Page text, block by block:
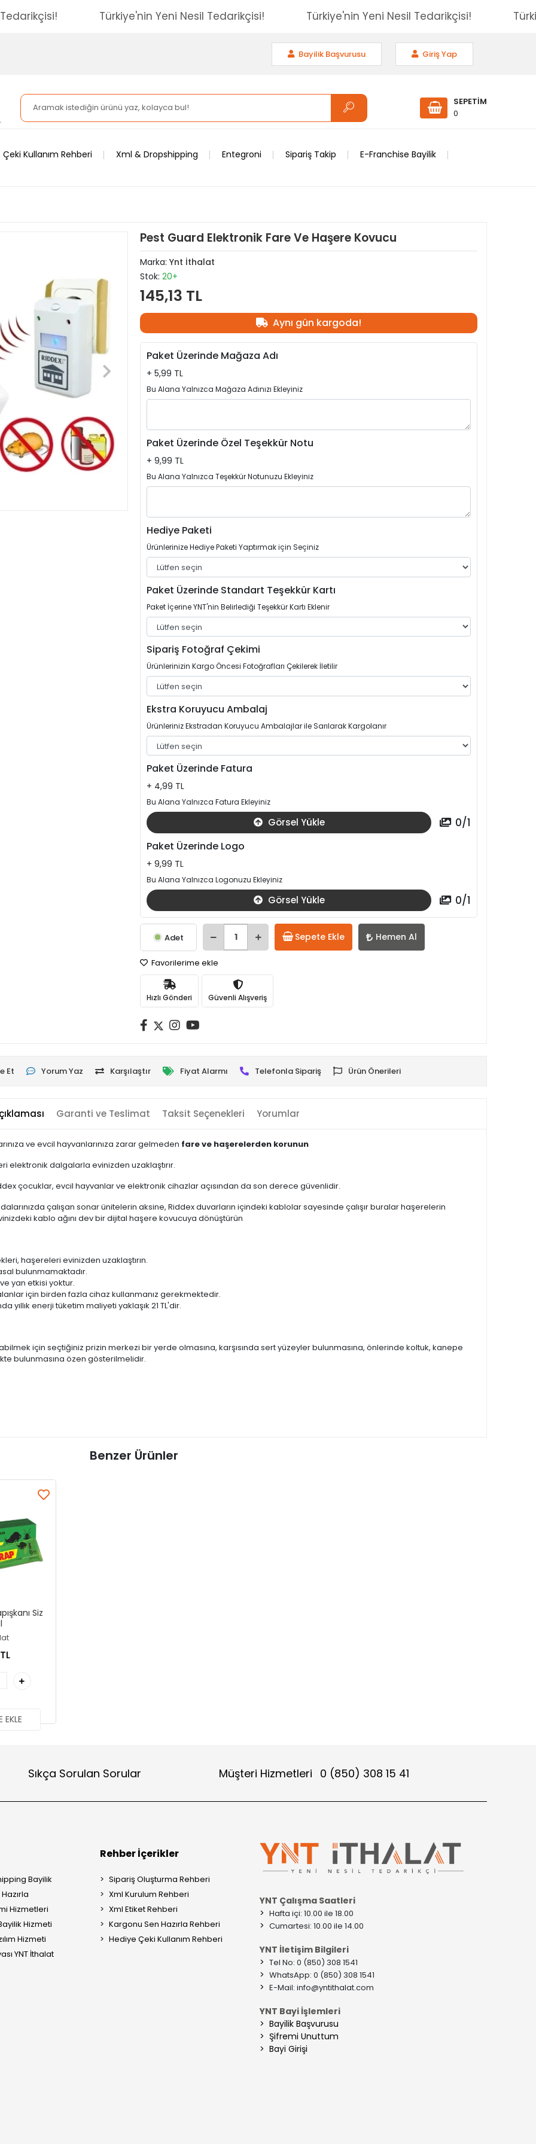
Tedarikçisi! Türkiye'nin Yeni Nesil Tedarikçisi! Türkiye'nin Yeni Nesil Tedarikçisi!
Giriş Yap
Bayilik Başvurusu
SEPETİM
0
Kullanım Rehberi Xml & Dropshipping Entegroni Sipariş Takip E-Franchise Bayilik
Pest Guard Elektronik Fare Ve Haşere Kovucu
Marka: Ynt İthalat
Stok: 20+
145,13 TL
Aynı gün kargoda!
Paket Üzerinde Mağaza Adı
+ 5,99 TL
Bu Alana Yalnızca Mağaza Adınızı Ekleyiniz
Paket Üzerinde Özel Teşekkür Notu
+ 9,99 TL
Bu Alana Yalnızca Teşekkür Notunuzu Ekleyiniz
Hediye Paketi
Ürünlerinize Hediye Paketi Yaptırmak için Seçiniz
Paket Üzerinde Standart Teşekkür Kartı
Paket İçerine YNT'nin Belirlediği Teşekkür Kartı Eklenir
Sipariş Fotoğraf Çekimi
Ürünlerinizin Kargo Öncesi Fotoğrafları Çekilerek İletilir
Ekstra Koruyucu Ambalaj
Ürünleriniz Ekstradan Koruyucu Ambalajlar ile Sarılarak Kargolanır
Paket Üzerinde Fatura
+ 4,99 TL
Bu Alana Yalnızca Fatura Ekleyiniz
Görsel Yükle 0/1
Paket Üzerinde Logo
+ 9,99 TL
Bu Alana Yalnızca Logonuzu Ekleyiniz
Görsel Yükle 0/1
Adet Sepete Ekle Hemen Al
Favorilerime ekle
Hızlı Gönderi Güvenli Alışveriş
Et Yorum Yaz Karşılaştır Fiyat Alarmı Telefonla Sipariş Ürün Önerileri
Garanti ve Teslimat Taksit Seçenekleri Yorumlar
ve evcil hayvanlarınıza zarar gelmeden fare ve haşerelerden korunun
elektronik dalgalarla evinizden uzaklaştırır.
çocuklar, evcil hayvanlar ve elektronik cihazlar açısından da son derece güvenlidir.
çalışan sonar ünitelerin aksine, Riddex duvarların içindeki kablolar sayesinde çalışır buralar haşerelerin
kablo ağını dev bir dijital haşere kovucuya dönüştürün
haşereleri evinizden uzaklaştırın.
bulunmamaktadır.
yan etkisi yoktur.
için birden fazla cihaz kullanmanız gerekmektedir.
yıllık enerji tüketim maliyeti yaklaşık 21 TL'dir.
için seçtiğiniz prizin merkezi bir yerde olmasına, karşısında sert yüzeyler bulunmasına, önlerinde koltuk, kanepe
bulunmasına özen gösterilmelidir.
Benzer Ürünler
Siz
EKLE
Sıkça Sorulan Sorular Müşteri Hizmetleri 0 (850) 308 15 41
Bayilik
Hizmetleri
Hizmeti
Hizmeti
YNT İthalat
Rehber İçerikler
Sipariş Oluşturma Rehberi
Xml Kurulum Rehberi
Xml Etiket Rehberi
Kargonu Sen Hazırla Rehberi
Hediye Çeki Kullanım Rehberi
YNT Çalışma Saatleri
> Hafta içi: 10.00 ile 18.00
> Cumartesi: 10.00 ile 14.00
YNT İletişim Bilgileri
> Tel No: 0 (850) 308 1541
> WhatsApp: 0 (850) 308 1541
> E-Mail: info@yntithalat.com
YNT Bayi İşlemleri
> Bayilik Başvurusu
> Şifremi Unuttum
> Bayi Girişi